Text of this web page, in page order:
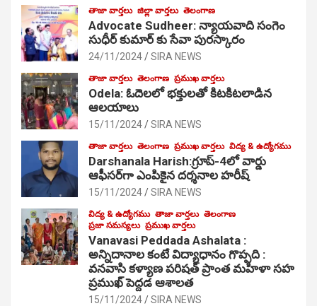
తాజా వార్తలు జిల్లా వార్తలు తెలంగాణ
Advocate Sudheer: న్యాయవాది సంగెం
సుధీర్ కుమార్ కు సేవా పురస్కారం
24/11/2024 SIRA NEWS
తాజా వార్తలు తెలంగాణ ప్రముఖ వార్తలు
Odela: ఓదెల‌లో భక్తులతో కిటకిటలాడిన
ఆల‌యాలు
15/11/2024 SIRA NEWS
తాజా వార్తలు తెలంగాణ ప్రముఖ వార్తలు విద్య & ఉద్యోగము
Darshanala Harish:గ్రూప్-4లో వార్డు
ఆఫీసర్‌గా ఎంపికైన దర్శనాల హరీష్
15/11/2024 SIRA NEWS
విద్య & ఉద్యోగము తాజా వార్తలు తెలంగాణ
ప్రజా సమస్యలు ప్రముఖ వార్తలు
Vanavasi Peddada Ashalata :
అన్నిదానాల కంటే విద్యాధానం గొప్పది :
వనవాసి కళ్యాణ పరిషత్ ప్రాంత మహిళా సహ
ప్రముఖ్ పెద్దడ ఆశాలత
15/11/2024 SIRA NEWS